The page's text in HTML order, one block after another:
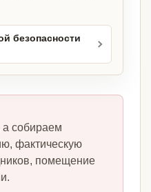
безопасности
собираем
фактическую
помещение